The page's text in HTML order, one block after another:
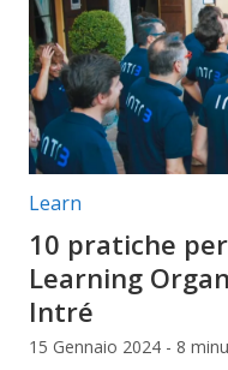
Categorie articolo:
Learn
10 pratiche
Learning
Intré
15 Gennaio 2024 - 8